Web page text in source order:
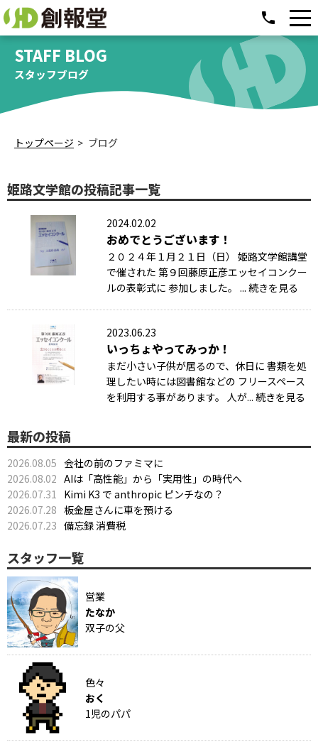
phone
STAFF BLOG
スタッフブログ
トップページ ブログ
姫路文学館の投稿記事一覧
2024.02.02
おめでとうございます！
２０２４年１月２１日（日） 姫路文学館講堂
で催された 第９回藤原正彦エッセイコンクー
ルの表彰式に 参加しました。 ... 続きを見る
2023.06.23
いっちょやってみっか！
まだ小さい子供が居るので、休日に 書類を処
理したい時には図書館などの フリースペース
を利用する事があります。 人が... 続きを見る
最新の投稿
2026.08.05 会社の前のファミマに
2026.08.02 AIは「高性能」から「実用性」の時代へ
2026.07.31 Kimi K3 で anthropic ピンチなの？
2026.07.28 板金屋さんに車を預ける
2026.07.23 備忘録 消費税
スタッフ一覧
営業
たなか
双子の父
色々
おく
1児のパパ